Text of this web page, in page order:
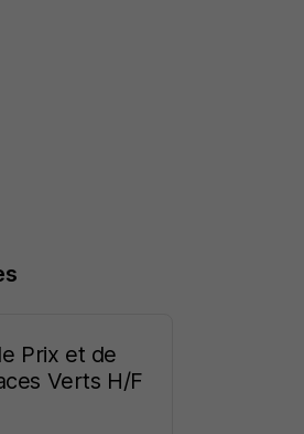
Prix et de
Verts H/F